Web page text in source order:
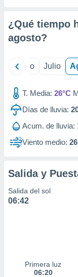
e
mediante
publicidad
publicidad
de
1199
¿Qué tiempo
agosto?
Junio Julio
T. Media: 26°C
Días de lluvia:
Acum. de lluvia:
Viento medio:
Salida y
Salida del sol
06:42
Primera luz
06:20